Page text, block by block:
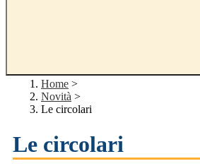
Home >
Novità >
Le circolari
Le circolari